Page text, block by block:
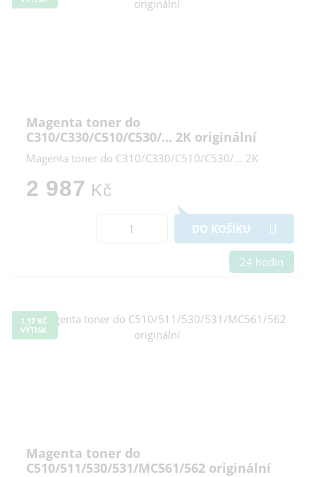
Magenta toner do
C310/C330/C510/C530/... 2K originální
Magenta toner do C310/C330/C510/C530/... 2K
2 987 Kč
DO KOŠÍKU
24 hodin
1,17 KČ
VÝTISK
Magenta toner do
C510/511/530/531/MC561/562 originální